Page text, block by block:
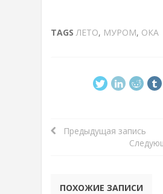
TAGSЛЕТО, МУРОМ, ОКА
Предыдущая запись
ПОХОЖИЕ ЗАПИСИ